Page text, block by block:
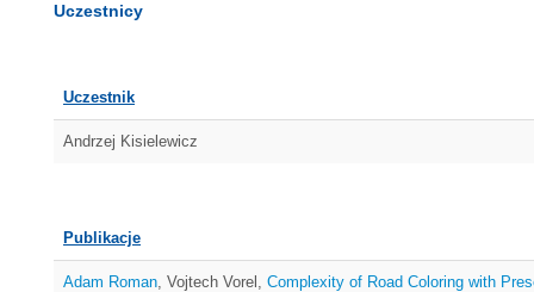
Uczestnicy
Uczestnik
Andrzej Kisielewicz
Publikacje
Adam Roman, Vojtech Vorel, Complexity of Road Coloring with